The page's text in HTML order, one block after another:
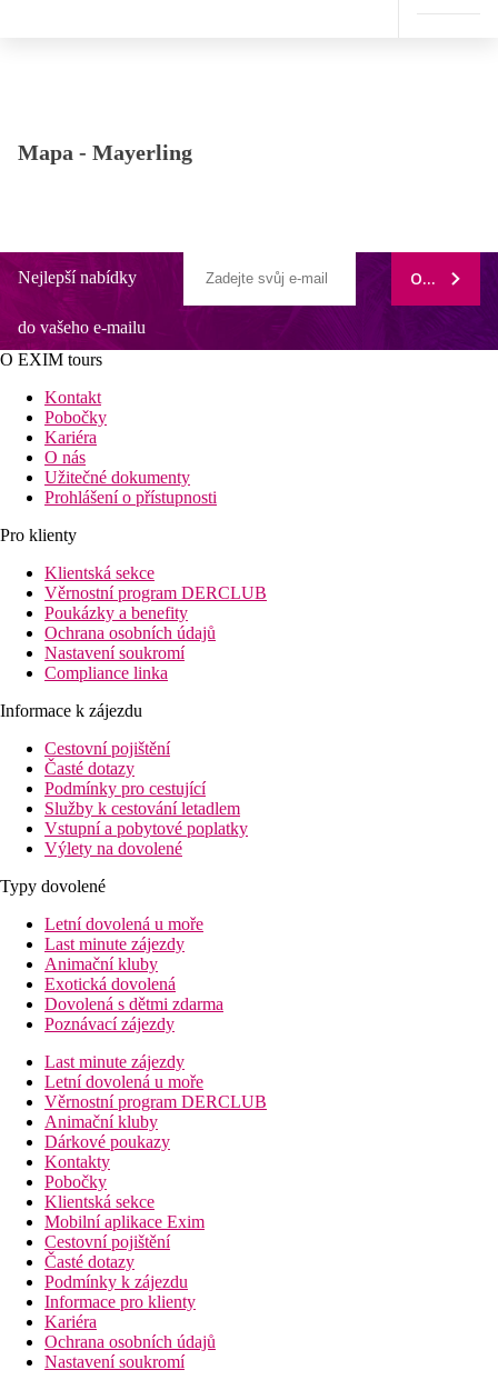
Mapa - Mayerling
Nejlepší nabídky
do vašeho e-mailu
ODEBÍRAT
O EXIM tours
Kontakt
Pobočky
Kariéra
O nás
Užitečné dokumenty
Prohlášení o přístupnosti
Pro klienty
Klientská sekce
Věrnostní program DERCLUB
Poukázky a benefity
Ochrana osobních údajů
Nastavení soukromí
Compliance linka
Informace k zájezdu
Cestovní pojištění
Časté dotazy
Podmínky pro cestující
Služby k cestování letadlem
Vstupní a pobytové poplatky
Výlety na dovolené
Typy dovolené
Letní dovolená u moře
Last minute zájezdy
Animační kluby
Exotická dovolená
Dovolená s dětmi zdarma
Poznávací zájezdy
Last minute zájezdy
Letní dovolená u moře
Věrnostní program DERCLUB
Animační kluby
Dárkové poukazy
Kontakty
Pobočky
Klientská sekce
Mobilní aplikace Exim
Cestovní pojištění
Časté dotazy
Podmínky k zájezdu
Informace pro klienty
Kariéra
Ochrana osobních údajů
Nastavení soukromí